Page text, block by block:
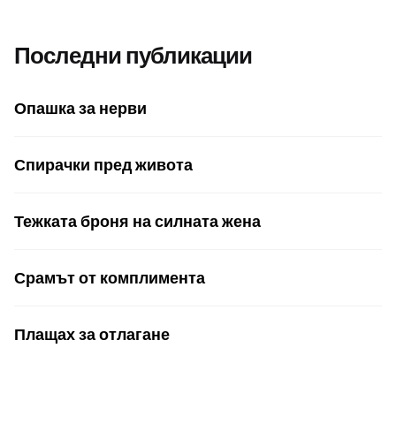
Последни публикации
Опашка за нерви
Спирачки пред живота
Тежката броня на силната жена
Срамът от комплимента
Плащах за отлагане